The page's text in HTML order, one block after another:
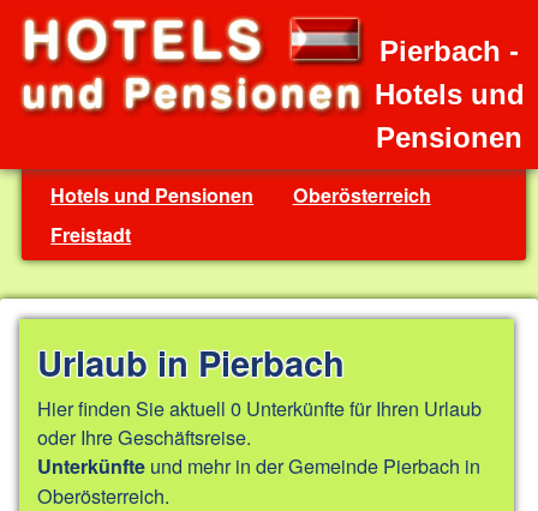
Pierbach -
Hotels und
Pensionen
Hotels und Pensionen
Oberösterreich
Freistadt
Urlaub in Pierbach
Hier finden Sie aktuell 0 Unterkünfte für Ihren Urlaub
oder Ihre Geschäftsreise.
Unterkünfte und mehr in der Gemeinde Pierbach in
Oberösterreich.